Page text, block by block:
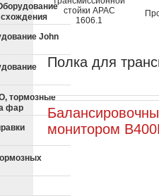
John
тормозные
фар
Полка для
монитором